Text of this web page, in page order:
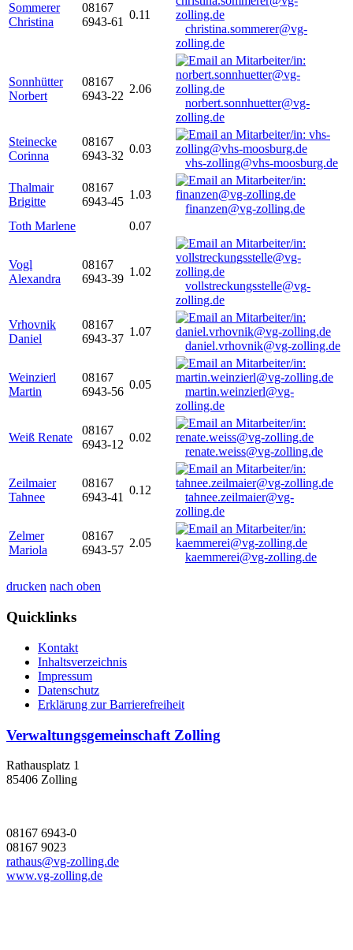
Sommerer
Christina
08167
6943-61
0.11
christina.sommerer@vg-
zolling.de
Sonnhütter
Norbert
08167
6943-22
2.06
norbert.sonnhuetter@vg-
zolling.de
Steinecke
Corinna
08167
6943-32
0.03
vhs-zolling@vhs-moosburg.de
Thalmair
Brigitte
08167
6943-45
1.03
finanzen@vg-zolling.de
Toth Marlene
0.07
Vogl
Alexandra
08167
6943-39
1.02
vollstreckungsstelle@vg-
zolling.de
Vrhovnik
Daniel
08167
6943-37
1.07
daniel.vrhovnik@vg-zolling.de
Weinzierl
Martin
08167
6943-56
0.05
martin.weinzierl@vg-
zolling.de
Weiß Renate
08167
6943-12
0.02
renate.weiss@vg-zolling.de
Zeilmaier
Tahnee
08167
6943-41
0.12
tahnee.zeilmaier@vg-
zolling.de
Zelmer
Mariola
08167
6943-57
2.05
kaemmerei@vg-zolling.de
drucken nach oben
Quicklinks
Kontakt
Inhaltsverzeichnis
Impressum
Datenschutz
Erklärung zur Barrierefreiheit
Verwaltungsgemeinschaft Zolling
Rathausplatz 1
85406 Zolling
08167 6943-0
08167 9023
rathaus@vg-zolling.de
www.vg-zolling.de